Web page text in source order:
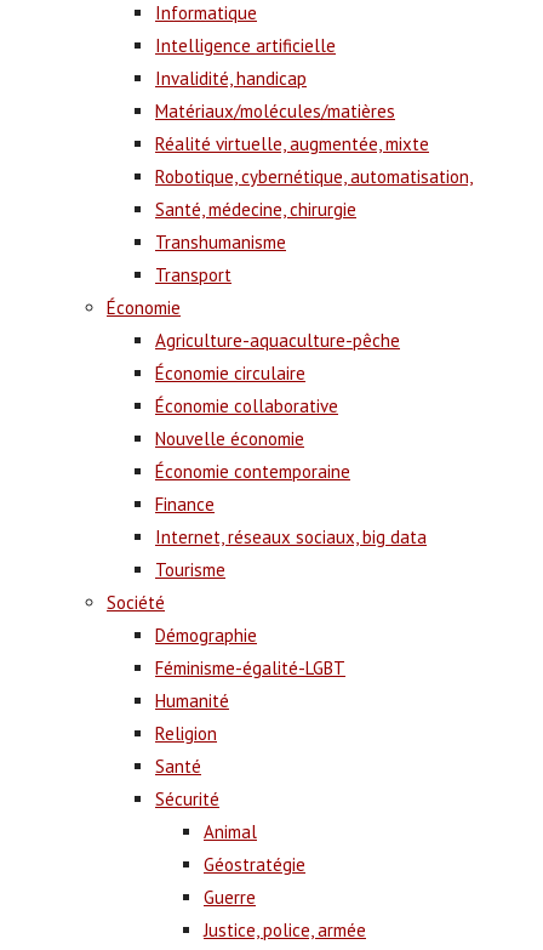
Informatique
Intelligence artificielle
Invalidité, handicap
Matériaux/molécules/matières
Réalité virtuelle, augmentée, mixte
Robotique, cybernétique, automatisation,
Santé, médecine, chirurgie
Transhumanisme
Transport
Économie
Agriculture-aquaculture-pêche
Économie circulaire
Économie collaborative
Nouvelle économie
Économie contemporaine
Finance
Internet, réseaux sociaux, big data
Tourisme
Société
Démographie
Féminisme-égalité-LGBT
Humanité
Religion
Santé
Sécurité
Animal
Géostratégie
Guerre
Justice, police, armée